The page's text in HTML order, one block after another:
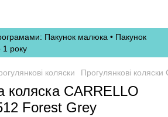
Пакунок малюка • Пакунок
1 року
коляски Прогулянкові коляски
коляска CARRELLO
Forest Grey